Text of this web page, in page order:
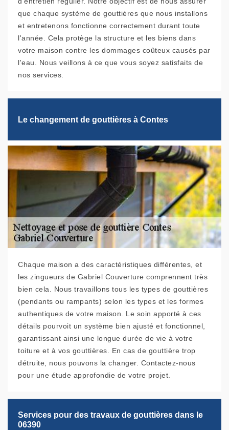
que chaque système de gouttières que nous installons
et entretenons fonctionne correctement durant toute
l'année. Cela protège la structure et les biens dans
votre maison contre les dommages coûteux causés par
l'eau. Nous veillons à ce que vous soyez satisfaits de
nos services.
Le changement de gouttières à Contes
Chaque maison a des caractéristiques différentes, et
les zingueurs de Gabriel Couverture comprennent très
bien cela. Nous travaillons tous les types de gouttières
(pendants ou rampants) selon les types et les formes
authentiques de votre maison. Le soin apporté à ces
détails pourvoit un système bien ajusté et fonctionnel,
garantissant ainsi une longue durée de vie à votre
toiture et à vos gouttières. En cas de gouttière trop
détruite, nous pouvons la changer. Contactez-nous
pour une étude approfondie de votre projet.
Services pour des travaux de gouttières dans le
06390